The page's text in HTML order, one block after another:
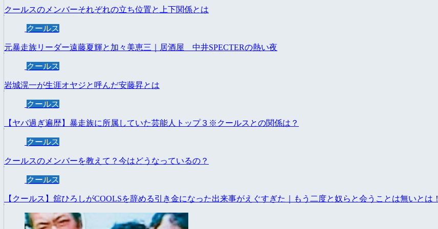
クールスのメンバーそれぞれの立ち位置と上下関係とは
クールス
元暴走族リーダー遠藤夏輝と加々美恵三｜居酒屋 中井SPECTERの熱い夜
クールス
岩城滉一が生涯オヤジと呼んだ安藤昇とは
クールス
【ヤバ過ぎ遍歴】暴走族に所属していた芸能人トップ３※クールスとの関係は？
クールス
クールスのメンバーを教えて？今はどうなっているの？
クールス
【クールス】舘ひろしがCOOLSを辞める引き金になった出来事がえぐすぎた｜もう二度と奴らと会うことは無いとは！